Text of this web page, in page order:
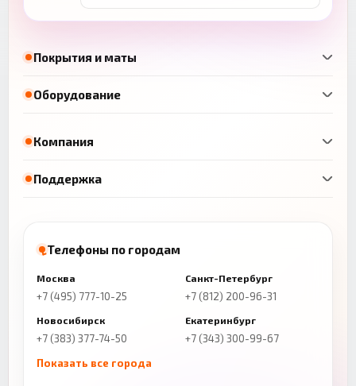
Покрытия и маты
Оборудование
Компания
Поддержка
Телефоны по городам
Москва
+7 (495) 777-10-25
Санкт-Петербург
+7 (812) 200-96-31
Новосибирск
+7 (383) 377-74-50
Екатеринбург
+7 (343) 300-99-67
Показать все города